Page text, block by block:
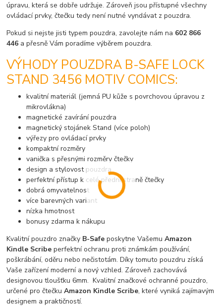
úpravu, která se dobře udržuje. Zároveň jsou přístupné všechny
ovládací prvky, čtečku tedy není nutné vyndávat z pouzdra.
Pokud si nejste jisti typem pouzdra, zavolejte nám na 602 866
446 a přesně Vám poradíme výběrem pouzdra.
VÝHODY POUZDRA B-SAFE LOCK
STAND 3456 MOTIV COMICS:
kvalitní materiál (jemná PU kůže s povrchovou úpravou z
mikrovlákna)
magnetické zavírání pouzdra
magnetický stojánek Stand (více poloh)
výřezy pro ovládací prvky
kompaktní rozměry
vanička s přesnými rozměry čtečky
design a stylovost pouzdra
perfektní přístup k celé přední straně čtečky
dobrá omyvatelnost
více barevných variant
nízka hmotnost
bonusy zdarma k nákupu
Kvalitní pouzdro značky B-Safe poskytne VašemuAmazon
Kindle Scribeperfektní ochranu proti známkám používání,
poškrábání, oděru nebo nečistotám. Díky tomuto pouzdru získá
Vaše zařízení moderní a nový vzhled. Zároveň zachovává
designovou tloušťku 6mm. Kvalitní značkové ochranné pouzdro,
určené pro čtečkuAmazon Kindle Scribe, které vyniká zajímavým
designem a praktičností.